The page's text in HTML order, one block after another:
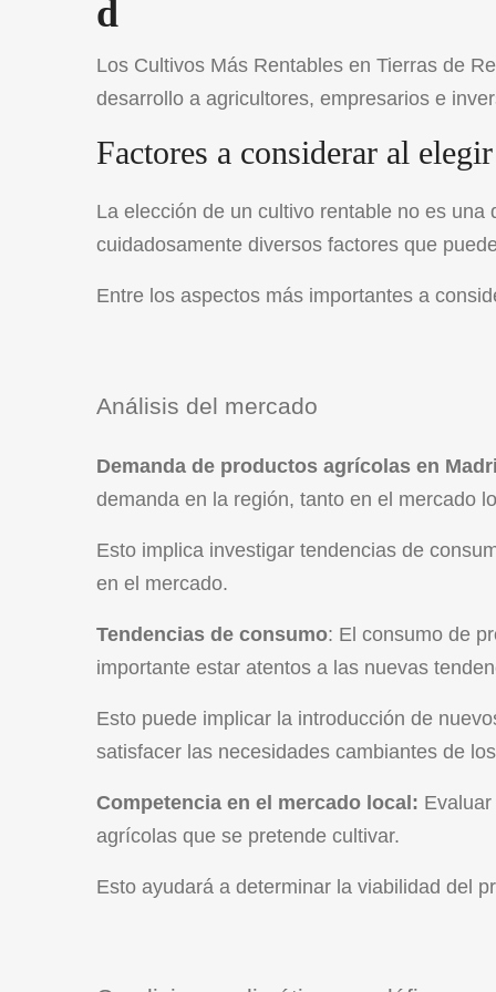
d
Los Cultivos Más Rentables en Tierras de
desarrollo a agricultores, empresarios e
Factores a considerar al
La elección de un cultivo rentable no es
cuidadosamente diversos factores que
Entre los aspectos más importantes a
Análisis del mercado
Demanda de productos agrícolas en
demanda en la región, tanto en el mercado
Esto implica investigar tendencias de
en el mercado.
Tendencias de consumo: El consumo de
importante estar atentos a las nuevas
Esto puede implicar la introducción de
satisfacer las necesidades cambiantes de
Competencia en el mercado local:
agrícolas que se pretende cultivar.
Esto ayudará a determinar la viabilidad del